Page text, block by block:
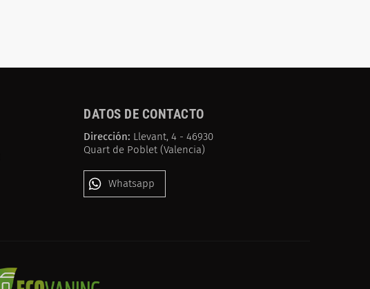
DATOS DE CONTACTO
Dirección: Llevant, 4 - 46930
Quart de Poblet (Valencia)
Whatsapp